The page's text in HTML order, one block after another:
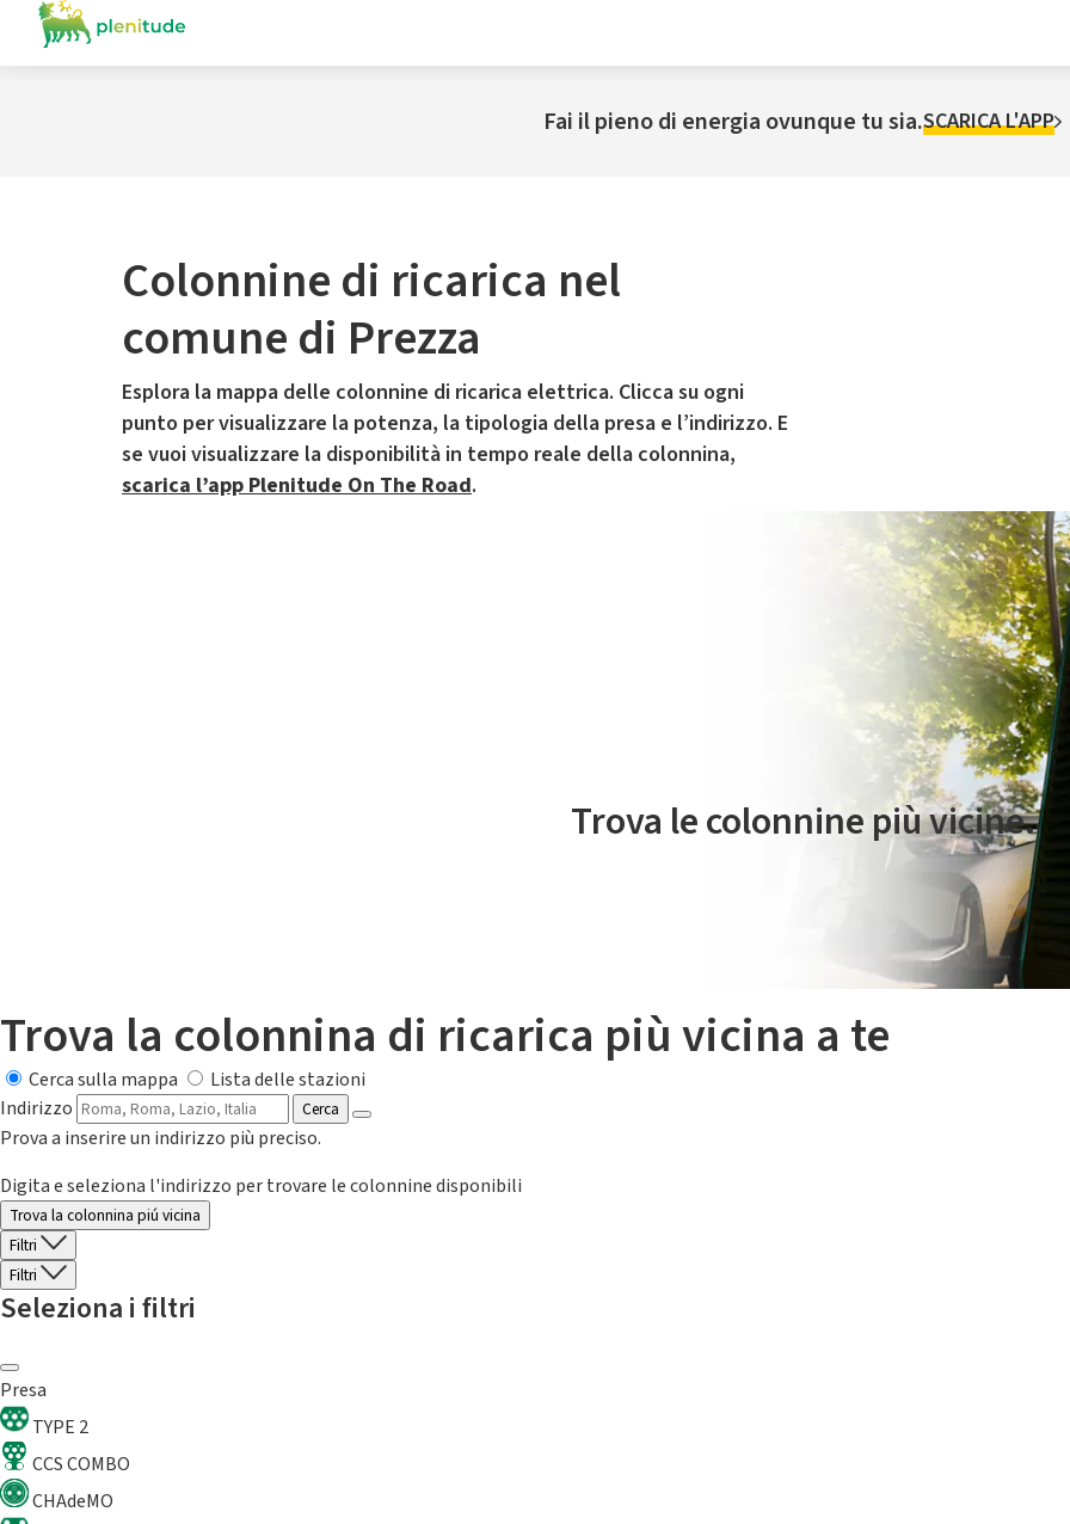
Fai il pieno di energia ovunque tu sia.SCARICA L'APP
Colonnine di ricarica nel
comune di Prezza
Esplora la mappa delle colonnine di ricarica elettrica. Clicca su ogni
punto per visualizzare la potenza, la tipologia della presa e l’indirizzo. E
se vuoi visualizzare la disponibilità in tempo reale della colonnina,
scarica l’app Plenitude On The Road.
Il servizio di mobilità elettrica è gestito da Plenitude On The Road
Trova le colonnine più vicine.
Trova la colonnina di ricarica più vicina a te
Cerca sulla mappa
Lista delle stazioni
Indirizzo
Cerca
Prova a inserire un indirizzo più preciso.
Digita e seleziona l'indirizzo per trovare le colonnine disponibili
Trova la colonnina piú vicina
Filtri
Filtri
Seleziona i filtri
Presa
TYPE 2
CCS COMBO
CHAdeMO